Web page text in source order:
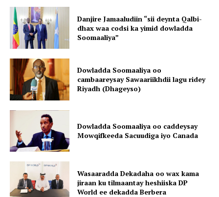
Danjire Jamaaludiin “sii deynta Qalbi-
dhax waa codsi ka yimid dowladda
Soomaaliya”
Dowladda Soomaaliya oo
cambaareysay Sawaariikhdii lagu ridey
Riyadh (Dhageyso)
Dowladda Soomaaliya oo caddeysay
Mowqifkeeda Sacuudiga iyo Canada
Wasaaradda Dekadaha oo wax kama
jiraan ku tilmaantay heshiiska DP
World ee dekadda Berbera